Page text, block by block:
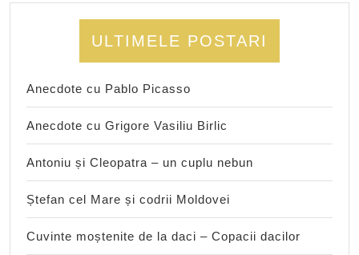
ULTIMELE POSTARI
Anecdote cu Pablo Picasso
Anecdote cu Grigore Vasiliu Birlic
Antoniu și Cleopatra – un cuplu nebun
Ștefan cel Mare și codrii Moldovei
Cuvinte moștenite de la daci – Copacii dacilor